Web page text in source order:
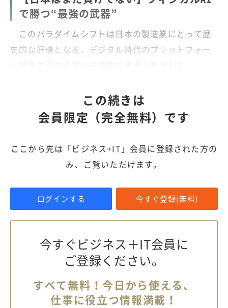
で勝つ“最強の武器”
このパラダイムシフトは日本の製造業にとって歴
史的な好機となる。デジタル時代のプラットフォー
この続きは
会員限定（完全無料）です
ここから先は「ビジネス+IT」会員に登録された方の
み、ご覧いただけます。
ログインする 今すぐ登録(無料)
今すぐビジネス＋IT会員に
ご登録ください。
すべて無料！今日から使える、
仕事に役立つ情報満載！